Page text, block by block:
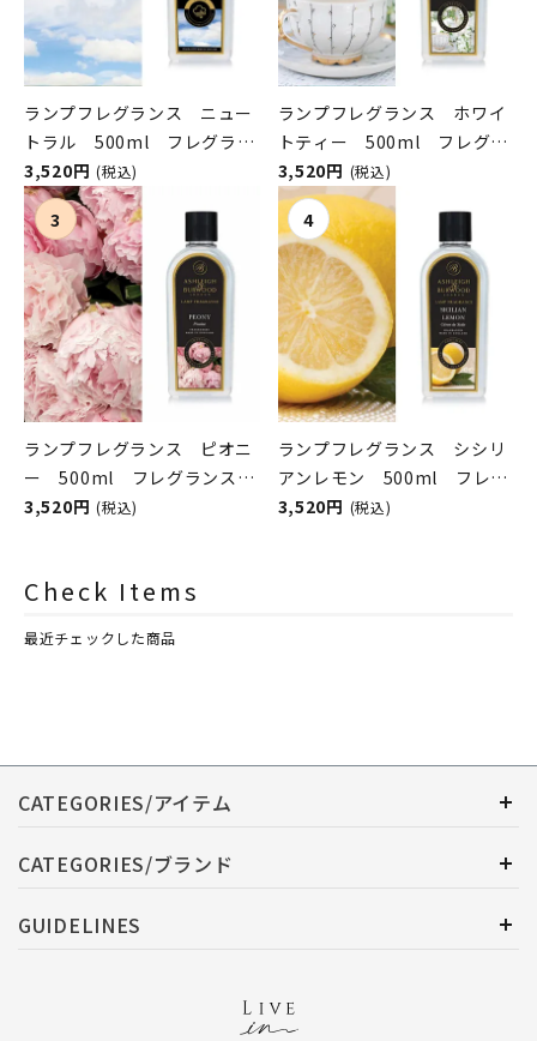
ランプフレグランス ニュー
トラル 500ml フレグラン
スランプ用オイル
ASHLEIGH&BURWOOD（ア
シュレイアンドバーウッド）
3,520円 (税込)
ランプフレグランス ホワイ
トティー 500ml フレグラ
ンスランプ用オイル
ASHLEIGH&BURWOOD（ア
シュレイアンドバーウッド）
3,520円 (税込)
ランプフレグランス ピオニ
ー 500ml フレグランスラ
ンプ用オイル
3,520円 (税込)
ランプフレグランス シシリ
アンレモン 500ml フレグ
ランスランプ用オイル
3,520円 (税込)
Check Items
最近チェックした商品
CATEGORIES/アイテム
CATEGORIES/ブランド
GUIDELINES